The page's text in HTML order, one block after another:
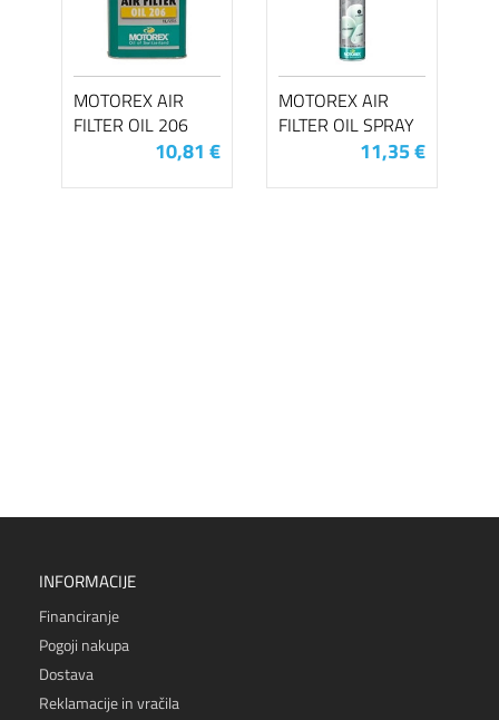
MOTOREX AIR
FILTER OIL 206
10,81 €
MOTOREX AIR
FILTER OIL SPRAY
11,35 €
INFORMACIJE
Financiranje
Pogoji nakupa
Dostava
Reklamacije in vračila